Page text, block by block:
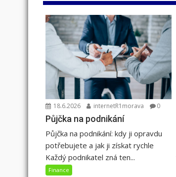
18.6.2026 internetR1morava 0
Půjčka na podnikání
Půjčka na podnikání: kdy ji opravdu
potřebujete a jak ji získat rychle
Každý podnikatel zná ten...
Finance